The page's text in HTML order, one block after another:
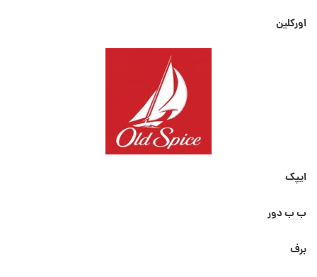
اورکلین
ایپک
ب ب دور
برف